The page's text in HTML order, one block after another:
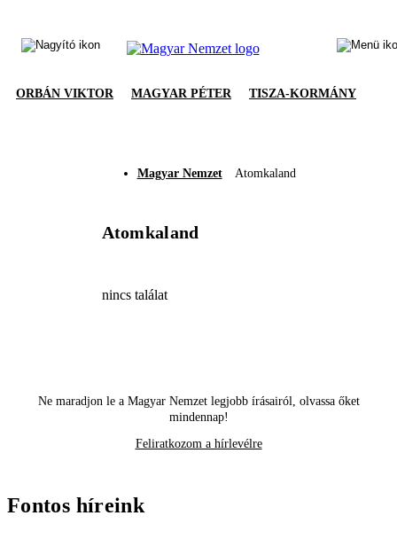
ORBÁN VIKTOR MAGYAR PÉTER TISZA-KORMÁNY
Magyar Nemzet Atomkaland
Atomkaland
nincs találat
Ne maradjon le a Magyar Nemzet legjobb írásairól, olvassa őket
mindennap!
Feliratkozom a hírlevélre
Fontos híreink